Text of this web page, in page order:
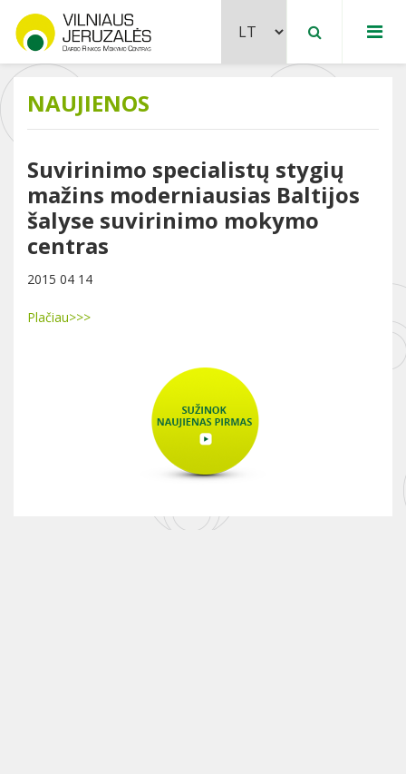
NAUJIENOS
Suvirinimo specialistų stygių
mažins moderniausias Baltijos
šalyse suvirinimo mokymo
centras
2015 04 14
Plačiau>>>